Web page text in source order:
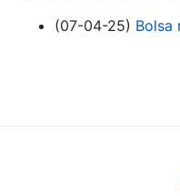
Mostrar/Ocultar
(07-04-25) Bolsa